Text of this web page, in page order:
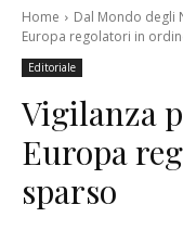
Home Dal Mondo degli
Europa regolatori in
Editoriale
Vigilanza
Europa
sparso